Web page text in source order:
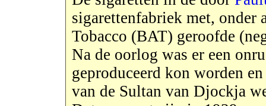
sigarettenfabriek met, onder
Tobacco (BAT) geroofde
Na de oorlog was er een
geproduceerd kon worden
van de Sultan van Djockja